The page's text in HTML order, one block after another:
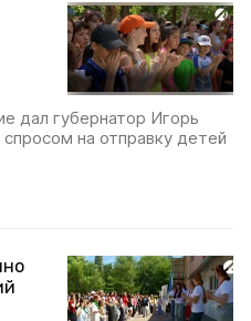
дал губернатор Игорь
на отправку детей